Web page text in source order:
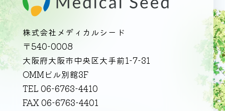
株式会社メディカルシード
〒540-0008
大阪府大阪市中央区大手前1-7-31
OMMビル別館3F
TEL 06-6763-4410
FAX 06-6763-4401